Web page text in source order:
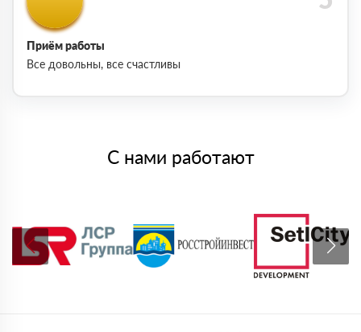
Приём работы
Все довольны, все счастливы
С нами работают